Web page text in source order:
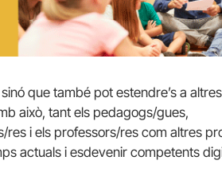
que també pot estendre’s a
això, tant els pedagogs/gues,
i els professors/res com altres
actuals i esdevenir competents